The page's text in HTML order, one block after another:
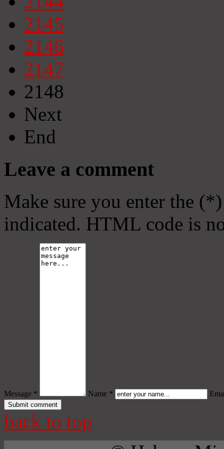
2145
2146
2147
2148
Next
End
Leave a comment
Make sure you enter the
indicated. HTML code is
Message * Name *
back to top